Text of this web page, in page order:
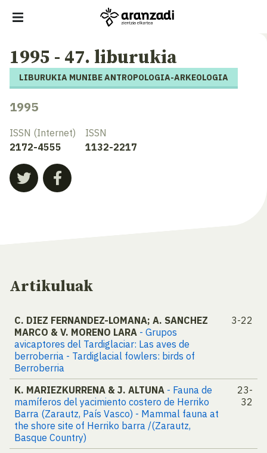
1995 - 47. liburukia
LIBURUKIA MUNIBE ANTROPOLOGIA-ARKEOLOGIA
1995
ISSN (Internet)
2172-4555
ISSN
1132-2217
Artikuluak
C. DIEZ FERNANDEZ-LOMANA; A. SANCHEZ
MARCO & V. MORENO LARA - Grupos
avicaptores del Tardiglaciar: Las aves de
berroberria - Tardiglacial fowlers: birds of
Berroberria
3-22
K. MARIEZKURRENA & J. ALTUNA - Fauna de
mamíferos del yacimiento costero de Herriko
Barra (Zarautz, País Vasco) - Mammal fauna at
the shore site of Herriko barra /(Zarautz,
Basque Country)
23-
32